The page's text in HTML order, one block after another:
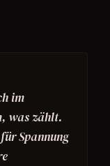
im
was zählt.
Spannung